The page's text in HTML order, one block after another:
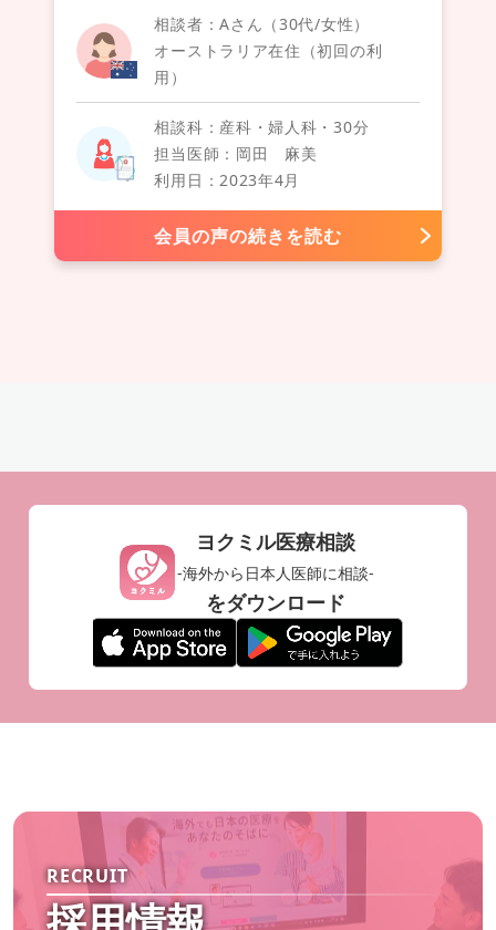
相談者：Aさん（30代/女性）
オーストラリア在住（初回の利
用）
相談科：産科・婦人科・30分
担当医師：岡田 麻美
利用日：2023年4月
会員の声の続きを読む
ヨクミル医療相談
-海外から日本人医師に相談-
をダウンロード
RECRUIT